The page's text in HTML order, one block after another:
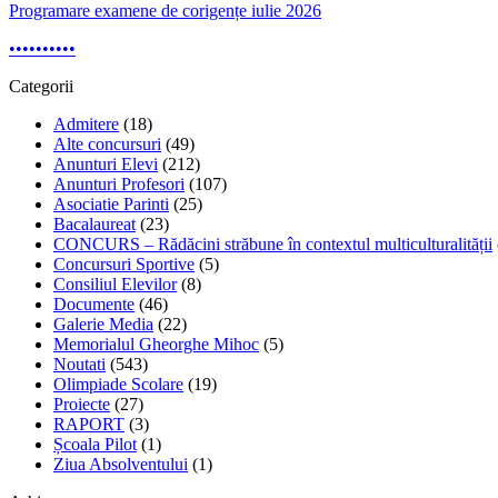
Programare examene de corigențe iulie 2026
••••••••••
Categorii
Admitere (18)
Alte concursuri (49)
Anunturi Elevi (212)
Anunturi Profesori (107)
Asociatie Parinti (25)
Bacalaureat (23)
CONCURS – Rădăcini străbune în contextul multiculturalității
Concursuri Sportive (5)
Consiliul Elevilor(8)
Documente (46)
Galerie Media (22)
Memorialul Gheorghe Mihoc (5)
Noutati (543)
Olimpiade Scolare (19)
Proiecte (27)
RAPORT (3)
Școala Pilot (1)
Ziua Absolventului (1)